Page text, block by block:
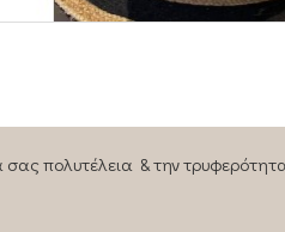
πολυτέλεια & την